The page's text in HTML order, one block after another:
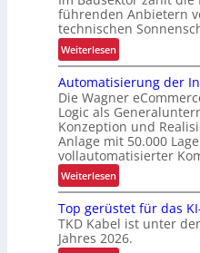
führenden Anbietern
technischen
Weiterlesen:
S
t
e
i
g
e
r
u
n
g
d
Automatisierung der
Die Wagner
Logic als
Konzeption und
Anlage mit 50.000
vollautomatisierter
Weiterlesen:
A
u
t
o
Top gerüstet für das
TKD Kabel ist unter
Jahres 2026.